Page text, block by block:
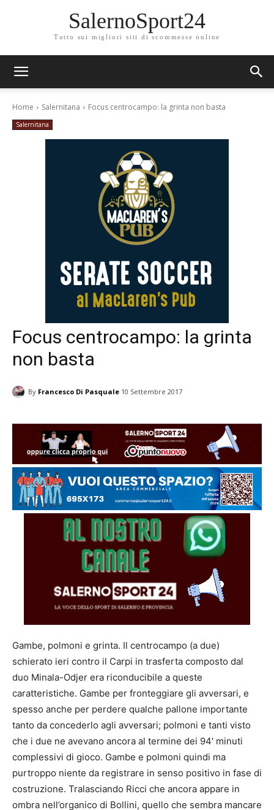
SalernoSport24
Tutto sui migliori siti di scommesse online
Home Salernitana Focus centrocampo: la grinta non basta
Salernitana
Focus centrocampo: la grinta
non basta
By Francesco Di Pasquale 10 Settembre 2017
Gambe, polmoni e grinta. Il centrocampo (a due)
schierato ieri contro il Carpi in trasferta composto dal
duo Minala-Odjer era riconducibile a queste
caratteristiche. Gambe per fronteggiare gli avversari, e
spesso anche per perdere qualche pallone importante
tanto da concederlo agli avversari; polmoni e tanti visto
che i due ne avevano ancora al termine dei 94′ minuti
complessivi di gioco. Gambe e polmoni quindi ma
purtroppo niente da registrare in senso positivo in fase di
costruzione. Tralasciando Ricci che ancora appare in
ombra nell’organico di Bollini, quello che sembra mancare